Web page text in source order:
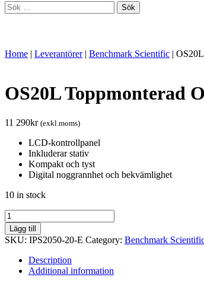
Sök
efter:
Home | Leverantörer | Benchmark Scientific |
OS20L Toppmonterad
11 290kr (exkl.moms)
LCD-kontrollpanel
Inkluderar stativ
Kompakt och tyst
Digital noggrannhet och bekvämlighet
10 in stock
OS20L
Toppmonterad
Omrörare,
20L
quantity
Lägg till
SKU: IPS2050-20-E Category: Benchmark
Description
Additional information